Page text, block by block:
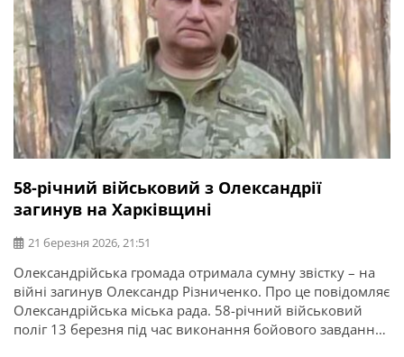
58-річний військовий з Олександрії
загинув на Харківщині
21 березня 2026, 21:51
Олександрійська громада отримала сумну звістку – на
війні загинув Олександр Різниченко. Про це повідомляє
Олександрійська міська рада. 58-річний військовий
поліг 13 березня під час виконання бойового завдання